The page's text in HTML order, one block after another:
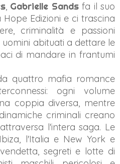
, Gabrielle Sands fa il suo
Edizioni e ci trascina
criminalità e passioni
abituati a dettare le
di mandare in frantumi
quattro mafia romance
ogni volume
coppia diversa, mentre
criminali creano
l'intera saga. Le
l'Italia e New York e
segreti e lotte di